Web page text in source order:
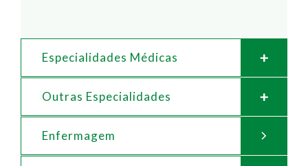
Especialidades Médicas
Outras Especialidades
Enfermagem